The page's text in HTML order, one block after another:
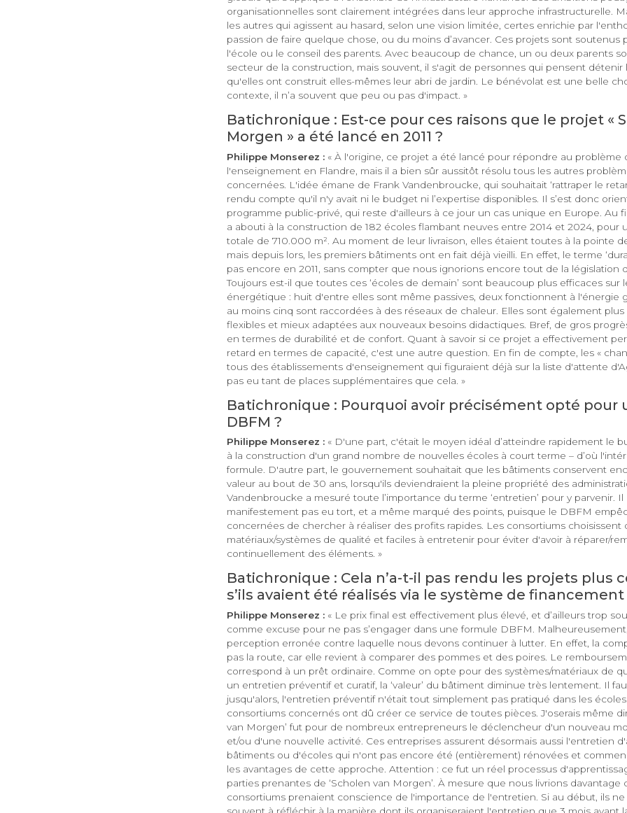
organisationnelles sont clairement intégrées dans leur approche infrastructurelle.
les autres qui agissent au hasard, selon une vision limitée, certes enrichie par
passion de faire quelque chose, ou du moins d’avancer. Ces projets sont soutenus
l'école ou le conseil des parents. Avec beaucoup de chance, un ou deux parents
secteur de la construction, mais souvent, il s'agit de personnes qui pensent détenir
qu'elles ont construit elles-mêmes leur abri de jardin. Le bénévolat est une belle
contexte, il n’a souvent que peu ou pas d'impact. »
Batichronique : Est-ce pour ces raisons que le projet «
Morgen » a été lancé en 2011 ?
Philippe Monserez : « À l'origine, ce projet a été lancé pour répondre au problème
l'enseignement en Flandre, mais il a bien sûr aussitôt résolu tous les autres
concernées. L'idée émane de Frank Vandenbroucke, qui souhaitait ‘rattraper le
rendu compte qu'il n'y avait ni le budget ni l’expertise disponibles. Il s’est donc
programme public-privé, qui reste d'ailleurs à ce jour un cas unique en Europe. Au
a abouti à la construction de 182 écoles flambant neuves entre 2014 et 2024, pour
totale de 710.000 m². Au moment de leur livraison, elles étaient toutes à la pointe
mais depuis lors, les premiers bâtiments ont en fait déjà vieilli. En effet, le terme
pas encore en 2011, sans compter que nous ignorions encore tout de la législation
Toujours est-il que toutes ces ‘écoles de demain’ sont beaucoup plus efficaces sur
énergétique : huit d'entre elles sont même passives, deux fonctionnent à l'énergie
au moins cinq sont raccordées à des réseaux de chaleur. Elles sont également plus
flexibles et mieux adaptées aux nouveaux besoins didactiques. Bref, de gros
en termes de durabilité et de confort. Quant à savoir si ce projet a effectivement
retard en termes de capacité, c'est une autre question. En fin de compte, les «
tous des établissements d'enseignement qui figuraient déjà sur la liste d'attente
pas eu tant de places supplémentaires que cela. »
Batichronique : Pourquoi avoir précisément opté pour
DBFM ?
Philippe Monserez : « D'une part, c'était le moyen idéal d’atteindre rapidement le
à la construction d'un grand nombre de nouvelles écoles à court terme – d’où
formule. D'autre part, le gouvernement souhaitait que les bâtiments conservent
valeur au bout de 30 ans, lorsqu'ils deviendraient la pleine propriété des
Vandenbroucke a mesuré toute l’importance du terme ‘entretien’ pour y parvenir. Il
manifestement pas eu tort, et a même marqué des points, puisque le DBFM
concernées de chercher à réaliser des profits rapides. Les consortiums choisissent
matériaux/systèmes de qualité et faciles à entretenir pour éviter d'avoir à réparer/
continuellement des éléments. »
Batichronique : Cela n’a-t-il pas rendu les projets plus
s’ils avaient été réalisés via le système de
Philippe Monserez : « Le prix final est effectivement plus élevé, et d’ailleurs trop
comme excuse pour ne pas s’engager dans une formule DBFM. Malheureusement,
perception erronée contre laquelle nous devons continuer à lutter. En effet, la
pas la route, car elle revient à comparer des pommes et des poires. Le
correspond à un prêt ordinaire. Comme on opte pour des systèmes/matériaux de
un entretien préventif et curatif, la ‘valeur’ du bâtiment diminue très lentement. Il
jusqu'alors, l'entretien préventif n'était tout simplement pas pratiqué dans les
consortiums concernés ont dû créer ce service de toutes pièces. J'oserais même
van Morgen’ fut pour de nombreux entrepreneurs le déclencheur d'un nouveau
et/ou d'une nouvelle activité. Ces entreprises assurent désormais aussi l'entretien
bâtiments ou d'écoles qui n'ont pas encore été (entièrement) rénovées et
les avantages de cette approche. Attention : ce fut un réel processus
parties prenantes de ‘Scholen van Morgen’. À mesure que nous livrions davantage
consortiums prenaient conscience de l'importance de l'entretien. Si au début, ils
souvent à réfléchir à la manière dont ils organiseraient l'entretien que 3 mois avant